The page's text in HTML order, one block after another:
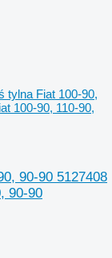
tylna Fiat 100-90,
100-90, 110-90,
90-90 5127408
90-90